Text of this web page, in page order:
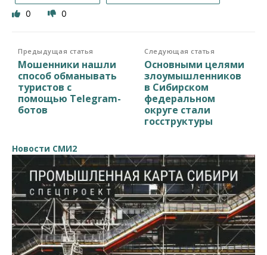
0 0
Предыдущая статья
Мошенники нашли
способ обманывать
туристов с
помощью Telegram-
ботов
Следующая статья
Основными целями
злоумышленников
в Сибирском
федеральном
округе стали
госструктуры
Новости СМИ2